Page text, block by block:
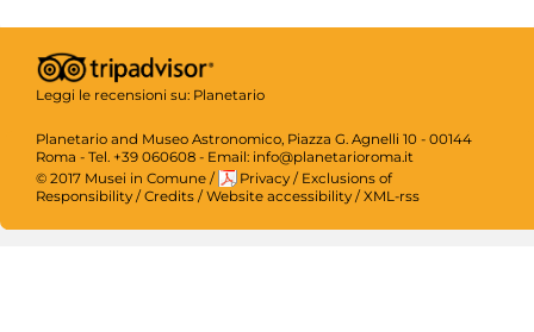
Leggi le recensioni su: Planetario
Planetario and Museo Astronomico, Piazza G. Agnelli 10 - 00144
Roma - Tel. +39 060608 - Email: info@planetarioroma.it
© 2017 Musei in Comune / Privacy / Exclusions of
Responsibility / Credits / Website accessibility / XML-rss